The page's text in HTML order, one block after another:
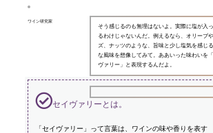
ワイン研究家
そう感じるのも無理はないよ。実際に塩が入
るわけじゃないんだ。例えるなら、オリーブ
ズ、ナッツのような、旨味と少し塩気を感じ
な風味を想像してみて。ああいった味わいを
ヴァリー」と表現するんだよ。
セイヴァリーとは。
「セイヴァリー」って言葉は、ワインの味や香りを表す